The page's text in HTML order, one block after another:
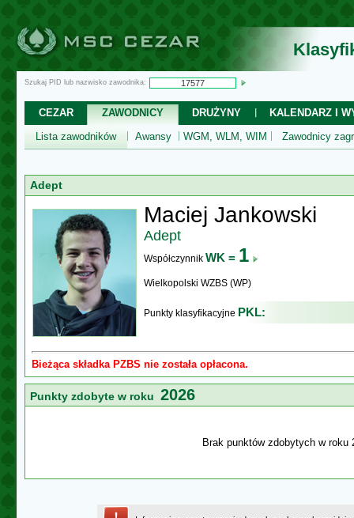
Szukaj PID lub nazwisko zawodnika:
CEZAR ZAWODNICY DRUŻYNY
KALENDARZ I
Lista zawodników
Awansy WGM, WLM, WIM Zawodnicy
Adept
Maciej Jankowski
Adept
Współczynnik WK = 1
Wielkopolski WZBS (WP)
Punkty klasyfikacyjne PKL:
Bieżąca składka PZBS nie została opłacona.
Punkty zdobyte w roku 2026
Brak punktów zdobytych w roku